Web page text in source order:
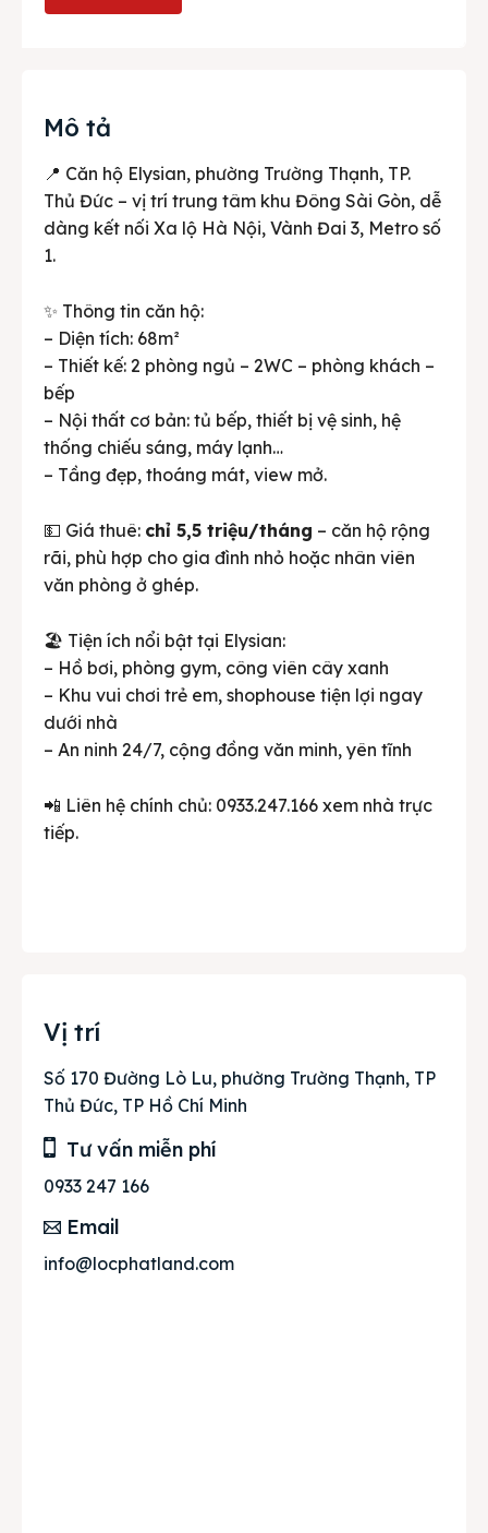
Mô tả
📍 Căn hộ Elysian, phường Trường Thạnh, TP.
Thủ Đức – vị trí trung tâm khu Đông Sài Gòn, dễ
dàng kết nối Xa lộ Hà Nội, Vành Đai 3, Metro số
1.
✨ Thông tin căn hộ:
– Diện tích: 68m²
– Thiết kế: 2 phòng ngủ – 2WC – phòng khách –
bếp
– Nội thất cơ bản: tủ bếp, thiết bị vệ sinh, hệ
thống chiếu sáng, máy lạnh…
– Tầng đẹp, thoáng mát, view mở.
💵 Giá thuê: chỉ 5,5 triệu/tháng – căn hộ rộng
rãi, phù hợp cho gia đình nhỏ hoặc nhân viên
văn phòng ở ghép.
🏖️ Tiện ích nổi bật tại Elysian:
– Hồ bơi, phòng gym, công viên cây xanh
– Khu vui chơi trẻ em, shophouse tiện lợi ngay
dưới nhà
– An ninh 24/7, cộng đồng văn minh, yên tĩnh
📲 Liên hệ chính chủ: 0933.247.166 xem nhà trực
tiếp.
Vị trí
Số 170 Đường Lò Lu, phường Trường Thạnh, TP
Thủ Đức, TP Hồ Chí Minh
Tư vấn miễn phí
0933 247 166
Email
info@locphatland.com